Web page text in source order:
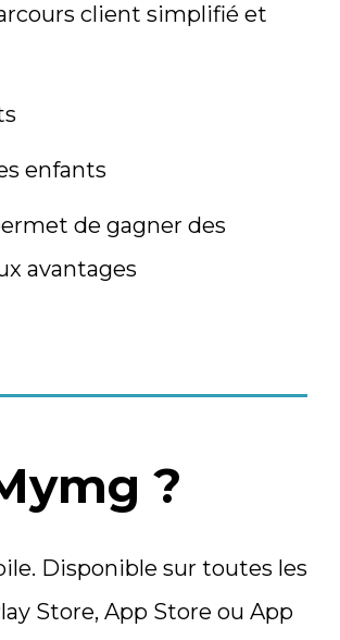
client simplifié et
enfants
de gagner des
avantages
?
Disponible sur toutes les
Store, App Store ou App